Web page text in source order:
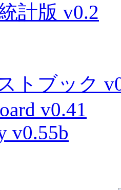
計版 v0.2
トブック
v0.41
v0.55b